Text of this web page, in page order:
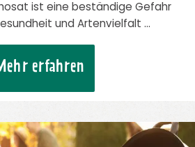
ist eine beständige Gefahr
und Artenvielfalt …
erfahren